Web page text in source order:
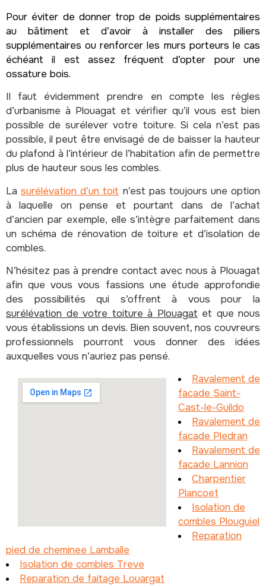
Pour éviter de donner trop de poids supplémentaires
au bâtiment et d’avoir à installer des piliers
supplémentaires ou renforcer les murs porteurs le cas
échéant il est assez fréquent d’opter pour une
ossature bois.
Il faut évidemment prendre en compte les règles
d’urbanisme à Plouagat et vérifier qu’il vous est bien
possible de surélever votre toiture. Si cela n’est pas
possible, il peut être envisagé de de baisser la hauteur
du plafond à l’intérieur de l’habitation afin de permettre
plus de hauteur sous les combles.
Lasurélévation d’un toit n’est pas toujours une option
à laquelle on pense et pourtant dans de l’achat
d’ancien par exemple, elle s’intègre parfaitement dans
un schéma de rénovation de toiture et d’isolation de
combles.
N’hésitez pas à prendre contact avec nous à Plouagat
afin que vous vous fassions une étude approfondie
des possibilités qui s’offrent à vous pour la
surélévation de votre toiture à Plouagatet que nous
vous établissions un devis. Bien souvent, nos couvreurs
professionnels pourront vous donner des idées
auxquelles vous n’auriez pas pensé.
Ravalement de
facade Saint-
Cast-le-Guildo
Ravalement de
facade Pledran
Ravalement de
facade Lannion
Charpentier
Plancoet
Isolation de
combles Plouguiel
Reparation
pied de cheminee Lamballe
Isolation de combles Treve
Reparation de faitage Louargat